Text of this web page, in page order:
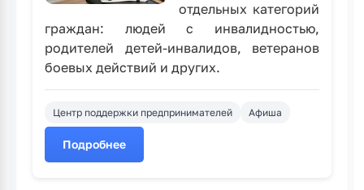
отдельных категорий
граждан: людей с инвалидностью,
родителей детей-инвалидов, ветеранов
боевых действий и других.
Центр поддержки предпринимателей Афиша
Подробнее
о